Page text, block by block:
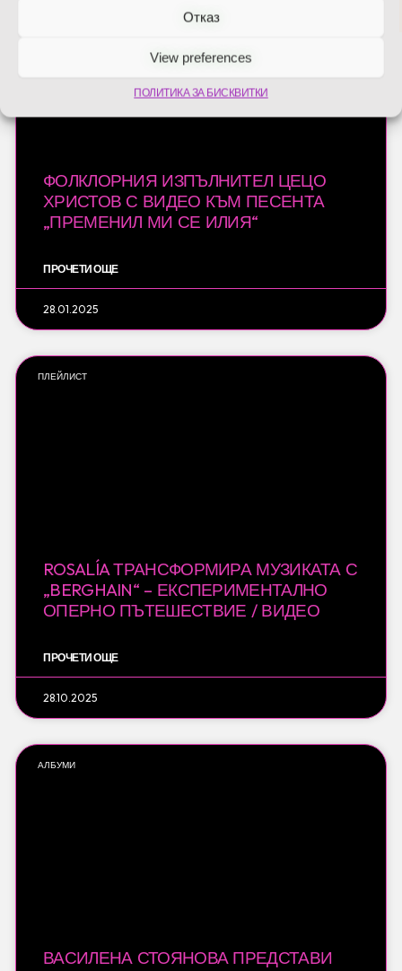
Отказ
View preferences
ПОЛИТИКА ЗА БИСКВИТКИ
ФОЛКЛОРНИЯ ИЗПЪЛНИТЕЛ ЦЕЦО
ХРИСТОВ С ВИДЕО КЪМ ПЕСЕНТА
„ПРЕМЕНИЛ МИ СЕ ИЛИЯ“
ПРОЧЕТИ ОЩЕ
28.01.2025
ПЛЕЙЛИСТ
ROSALÍA ТРАНСФОРМИРА МУЗИКАТА С
„BERGHAIN“ – ЕКСПЕРИМЕНТАЛНО
ОПЕРНО ПЪТЕШЕСТВИЕ / ВИДЕО
ПРОЧЕТИ ОЩЕ
28.10.2025
АЛБУМИ
ВАСИЛЕНА СТОЯНОВА ПРЕДСТАВИ